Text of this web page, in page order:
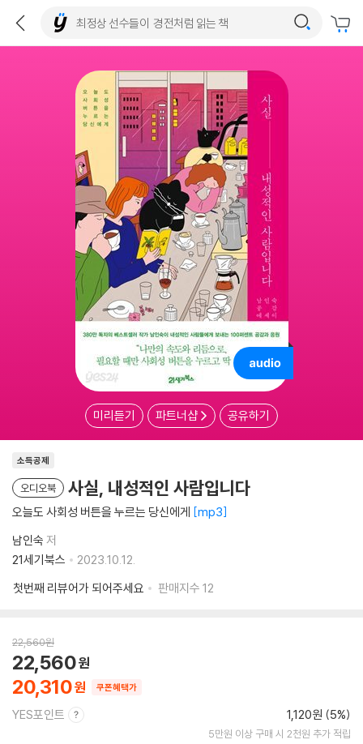
미리듣기 파트너샵 공유하기
소득공제
오디오북 사실, 내성적인 사람입니다
오늘도 사회성 버튼을 누르는 당신에게 mp3
남인숙 저
21세기북스
2023.10.12.
첫번째 리뷰어가 되어주세요
판매지수 12
22,560원
20,310
22,560
쿠폰혜택가
YES포인트 1,120원 (5%)
5만원 이상 구매 시 2천원 추가 적립